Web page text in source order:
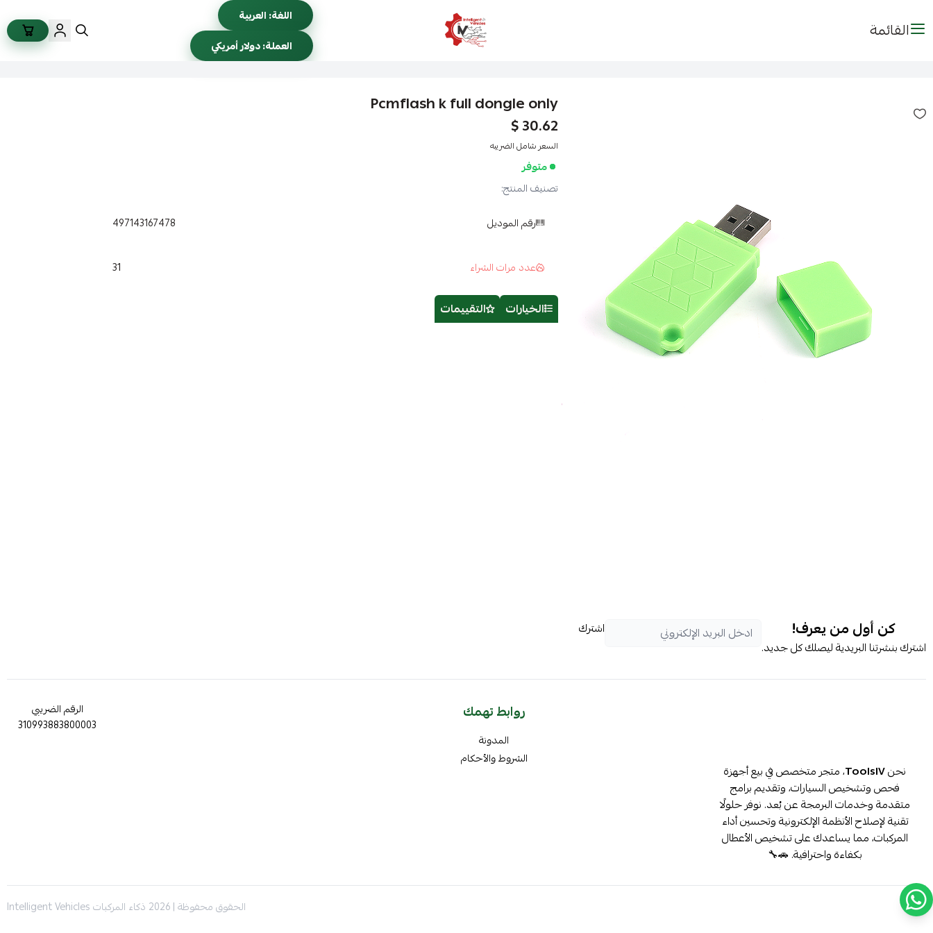
القائمة ذكاء المركبات Intelligent Vehicles
اللغة:العربية
العملة:دولار أمريكي
Pcmflash k full dongle only
30.62 $
السعر شامل الضريبه
متوفر
تصنيف المنتج:
رقم الموديل
497143167478
عدد مرات الشراء 31
الخيارات التقييمات
كن أول من يعرف!
اشترك بنشرتنا البريدية ليصلك كل جديد.
اشترك
نحنToolsIV، متجر متخصص في بيع أجهزة
فحص وتشخيص السيارات، وتقديم برامج
متقدمة وخدمات البرمجة عن بُعد. نوفر حلولًا
تقنية لإصلاح الأنظمة الإلكترونية وتحسين أداء
المركبات، مما يساعدك على تشخيص الأعطال
بكفاءة واحترافية. 🚗🔧
روابط تهمك
المدونة
الشروط والأحكام
الرقم الضريبي
310993883800003
الحقوق محفوظة | 2026 ذكاء المركبات Intelligent Vehicles